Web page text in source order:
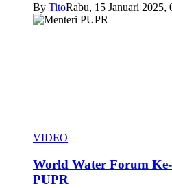
By TitoRabu, 15 Januari 2025,
VIDEO
World Water Forum
PUPR